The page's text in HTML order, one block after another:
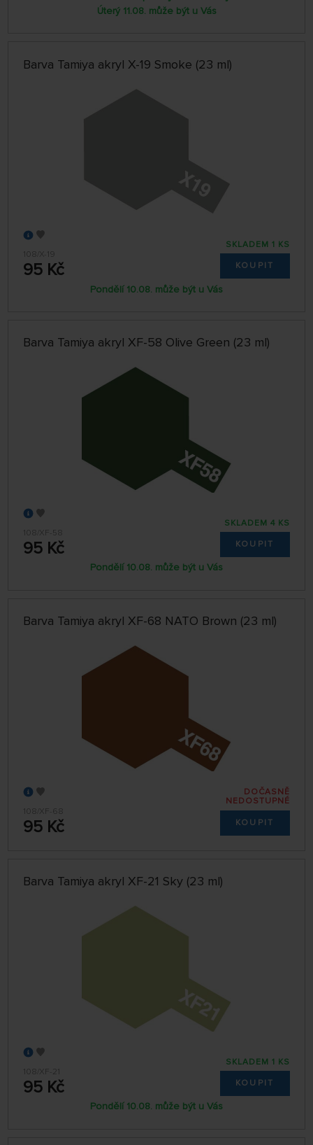
Úterý 11.08. může být u Vás
Barva Tamiya akryl X-19 Smoke (23 ml)
108/X-19
95 Kč
SKLADEM 1 KS
KOUPIT
Pondělí 10.08. může být u Vás
Barva Tamiya akryl XF-58 Olive Green (23 ml)
108/XF-58
95 Kč
SKLADEM 4 KS
KOUPIT
Pondělí 10.08. může být u Vás
Barva Tamiya akryl XF-68 NATO Brown (23 ml)
108/XF-68
95 Kč
DOČASNĚ
NEDOSTUPNÉ
KOUPIT
Barva Tamiya akryl XF-21 Sky (23 ml)
108/XF-21
95 Kč
SKLADEM 1 KS
KOUPIT
Pondělí 10.08. může být u Vás